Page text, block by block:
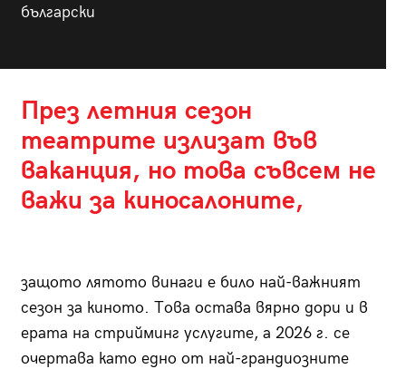
български
През летния сезон
театрите излизат във
ваканция, но това съвсем не
важи за киносалоните,
защото лятото винаги е било най-важният
сезон за киното. Това остава вярно дори и в
ерата на стрийминг услугите, а 2026 г. се
очертава като едно от най-грандиозните